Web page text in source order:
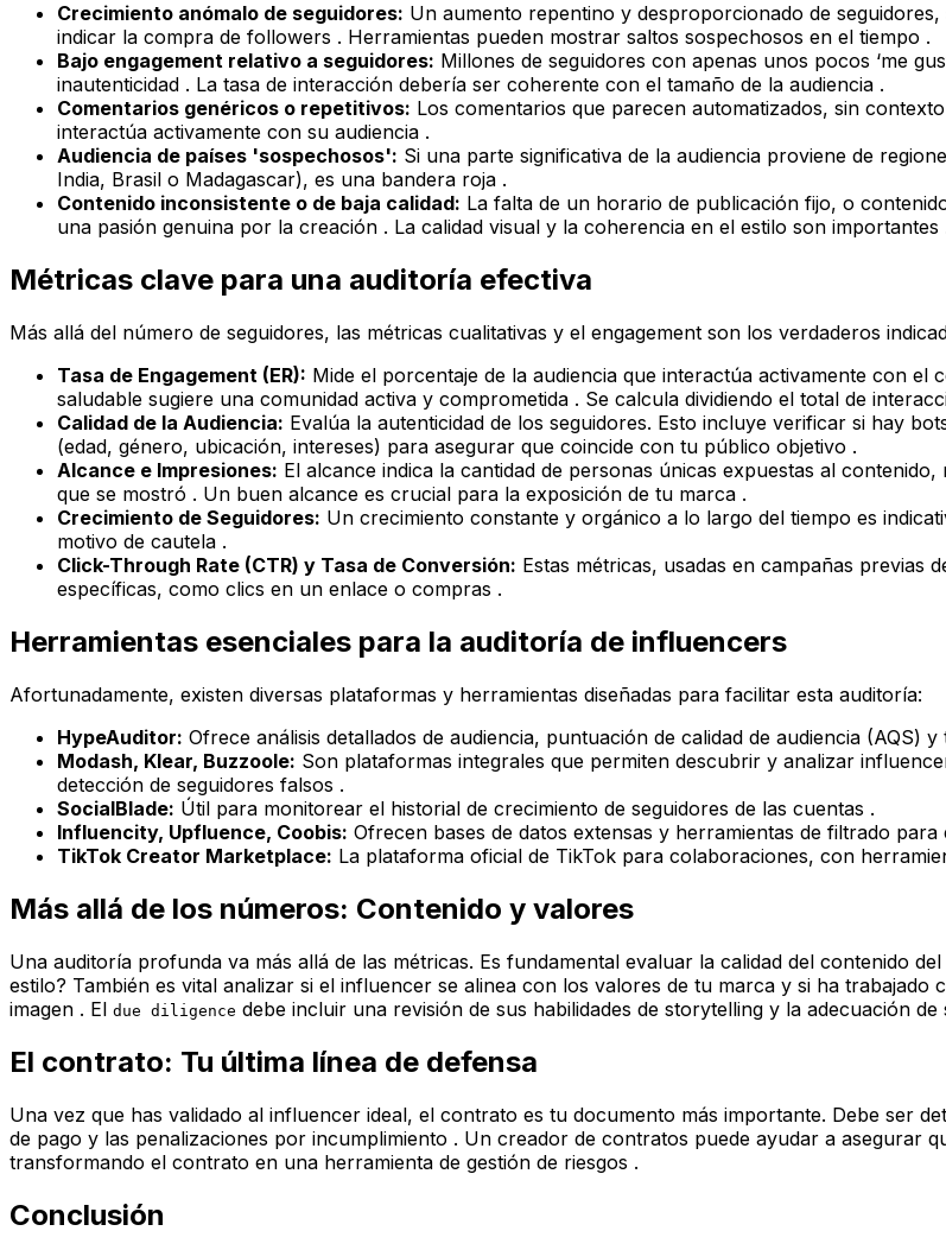
Crecimiento anómalo de seguidores: Un aumento repentino y desproporcionado de
indicar la compra de followers . Herramientas pueden mostrar saltos sospechosos en el tiempo .
Bajo engagement relativo a seguidores: Millones de seguidores con apenas unos pocos ‘me
inautenticidad . La tasa de interacción debería ser coherente con el tamaño de la audiencia .
Comentarios genéricos o repetitivos: Los comentarios que parecen automatizados, sin
interactúa activamente con su audiencia .
Audiencia de países 'sospechosos': Si una parte significativa de la audiencia proviene de
India, Brasil o Madagascar), es una bandera roja .
Contenido inconsistente o de baja calidad: La falta de un horario de publicación fijo, o
una pasión genuina por la creación . La calidad visual y la coherencia en el estilo son importantes
Métricas clave para una auditoría efectiva
Más allá del número de seguidores, las métricas cualitativas y el engagement son los verdaderos
Tasa de Engagement (ER): Mide el porcentaje de la audiencia que interactúa activamente con
saludable sugiere una comunidad activa y comprometida . Se calcula dividiendo el total de
Calidad de la Audiencia: Evalúa la autenticidad de los seguidores. Esto incluye verificar si hay
(edad, género, ubicación, intereses) para asegurar que coincide con tu público objetivo .
Alcance e Impresiones: El alcance indica la cantidad de personas únicas expuestas al
que se mostró . Un buen alcance es crucial para la exposición de tu marca .
Crecimiento de Seguidores: Un crecimiento constante y orgánico a lo largo del tiempo es
motivo de cautela .
Click-Through Rate (CTR) y Tasa de Conversión: Estas métricas, usadas en campañas previas
específicas, como clics en un enlace o compras .
Herramientas esenciales para la auditoría de influencers
Afortunadamente, existen diversas plataformas y herramientas diseñadas para facilitar esta auditoría:
HypeAuditor: Ofrece análisis detallados de audiencia, puntuación de calidad de audiencia (AQS)
Modash, Klear, Buzzoole: Son plataformas integrales que permiten descubrir y analizar
detección de seguidores falsos .
SocialBlade: Útil para monitorear el historial de crecimiento de seguidores de las cuentas .
Influencity, Upfluence, Coobis: Ofrecen bases de datos extensas y herramientas de filtrado
TikTok Creator Marketplace: La plataforma oficial de TikTok para colaboraciones, con
Más allá de los números: Contenido y valores
Una auditoría profunda va más allá de las métricas. Es fundamental evaluar la calidad del contenido
estilo? También es vital analizar si el influencer se alinea con los valores de tu marca y si ha
imagen . El due diligence debe incluir una revisión de sus habilidades de storytelling y la adecuación
El contrato: Tu última línea de defensa
Una vez que has validado al influencer ideal, el contrato es tu documento más importante. Debe ser
de pago y las penalizaciones por incumplimiento . Un creador de contratos puede ayudar a asegurar
transformando el contrato en una herramienta de gestión de riesgos .
Conclusión